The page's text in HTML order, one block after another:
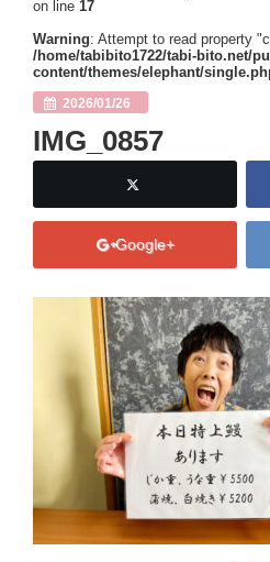
Close
on line 17
Warning: Attempt to read property
/home/tabibito1722/tabi-bito.net/
content/themes/elephant/
2026/01/26
IMG_0857
Google+